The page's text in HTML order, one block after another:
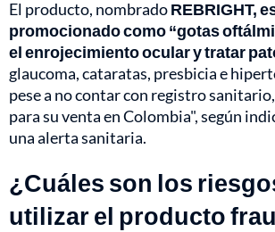
El producto, nombradoREBRIGHT,
promocionado como “gotas
el enrojecimiento ocular y tratar
glaucoma, cataratas, presbicia e
pese a no contar con registro
para su venta en Colombia", según
una alerta sanitaria.
¿Cuáles son los
utilizar el producto